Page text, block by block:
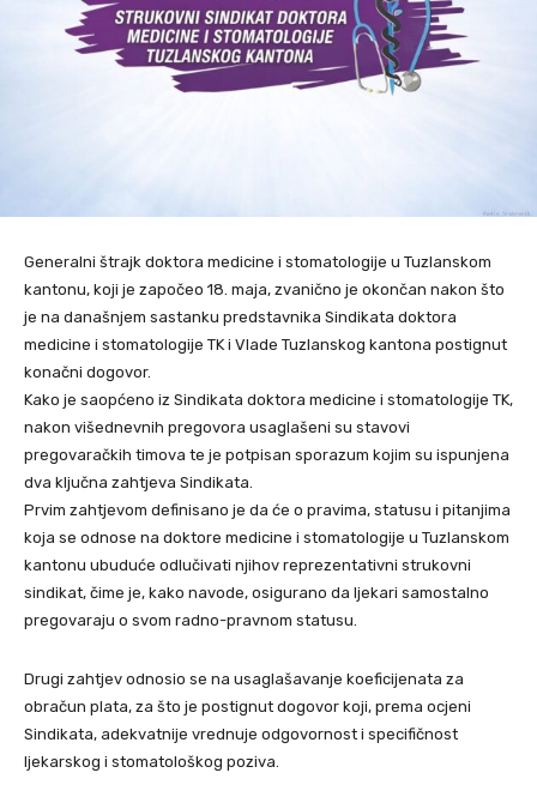
Generalni štrajk doktora medicine i stomatologije u Tuzlanskom
kantonu, koji je započeo 18. maja, zvanično je okončan nakon što
je na današnjem sastanku predstavnika Sindikata doktora
medicine i stomatologije TK i Vlade Tuzlanskog kantona postignut
konačni dogovor.
Kako je saopćeno iz Sindikata doktora medicine i stomatologije TK,
nakon višednevnih pregovora usaglašeni su stavovi
pregovaračkih timova te je potpisan sporazum kojim su ispunjena
dva ključna zahtjeva Sindikata.
Prvim zahtjevom definisano je da će o pravima, statusu i pitanjima
koja se odnose na doktore medicine i stomatologije u Tuzlanskom
kantonu ubuduće odlučivati njihov reprezentativni strukovni
sindikat, čime je, kako navode, osigurano da ljekari samostalno
pregovaraju o svom radno-pravnom statusu.
Drugi zahtjev odnosio se na usaglašavanje koeficijenata za
obračun plata, za što je postignut dogovor koji, prema ocjeni
Sindikata, adekvatnije vrednuje odgovornost i specifičnost
ljekarskog i stomatološkog poziva.